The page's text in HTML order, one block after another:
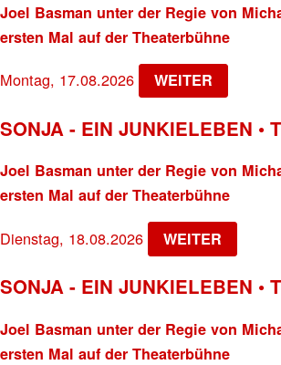
Joel Basman unter der Regie von
ersten Mal auf der Theaterbühne
Montag, 17.08.2026 WEITER
SONJA - EIN JUNKIELEBEN •
Joel Basman unter der Regie von
ersten Mal auf der Theaterbühne
Dienstag, 18.08.2026 WEITER
SONJA - EIN JUNKIELEBEN •
Joel Basman unter der Regie von
ersten Mal auf der Theaterbühne